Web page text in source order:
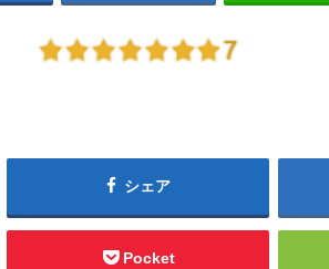
シェア
Pocket